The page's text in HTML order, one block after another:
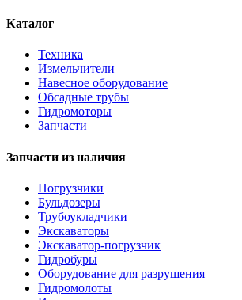
Каталог
Техника
Измельчители
Навесное оборудование
Обсадные трубы
Гидромоторы
Запчасти
Запчасти из наличия
Погрузчики
Бульдозеры
Трубоукладчики
Экскаваторы
Экскаватор-погрузчик
Гидробуры
Оборудование для разрушения
Гидромолоты